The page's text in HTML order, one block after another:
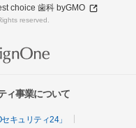
choice 歯科 byGMO
reserved.
ィ事業について
キュリティ24」